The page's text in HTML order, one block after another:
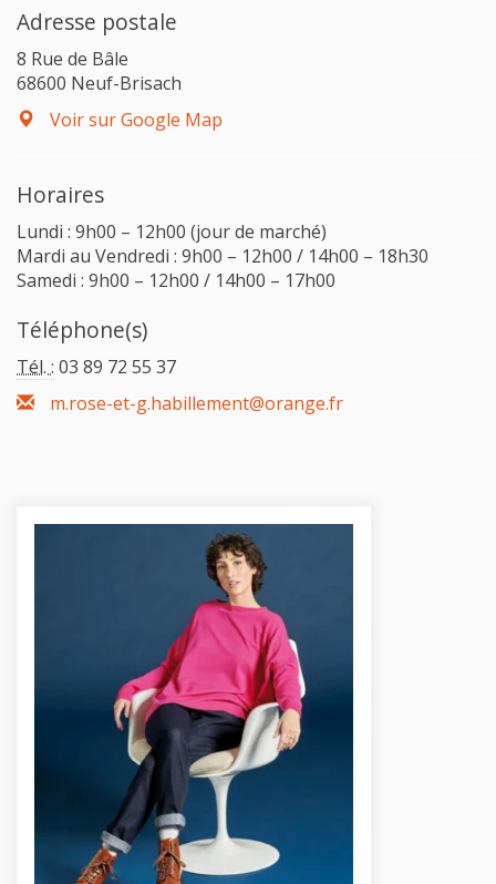
Adresse postale
8 Rue de Bâle
68600 Neuf-Brisach
Voir sur Google Map
Horaires
Lundi : 9h00 – 12h00 (jour de marché)
Mardi au Vendredi : 9h00 – 12h00 / 14h00 – 18h30
Samedi : 9h00 – 12h00 / 14h00 – 17h00
Téléphone(s)
Tél. : 03 89 72 55 37
m.rose-et-g.habillement@orange.fr